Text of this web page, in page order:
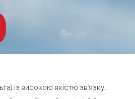
із високою якістю зв'язку.